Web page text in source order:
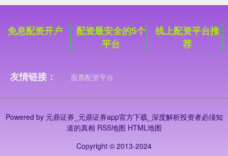
+12.30
免息配资开户
配资最安全的5个
平台
线上配资平台推
荐
友情链接： 股票配资平台
Powered by 元鼎证券_元鼎证券app官方下载_深度解析投资者必须知
道的真相 RSS地图 HTML地图
Copyright © 2013-2024